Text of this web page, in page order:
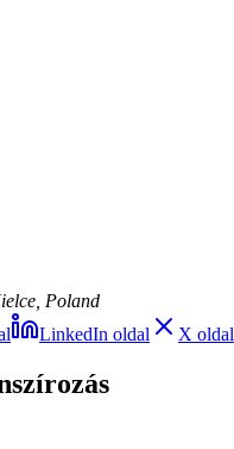
Poland
LinkedIn oldal X oldal